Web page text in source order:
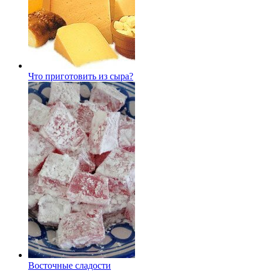
Что приготовить из сыра?
Восточные сладости